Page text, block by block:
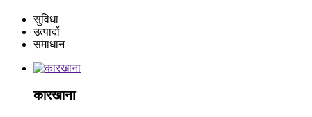
सुविधा
उत्पादों
समाधान
कारखाना